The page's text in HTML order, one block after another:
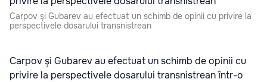
Carpov şi Gubarev au efectuat un schimb de opinii cu privire la
perspectivele dosarului transnistrean
Carpov şi Gubarev au efectuat un schimb de opinii cu
privire la perspectivele dosarului transnistrean într-o